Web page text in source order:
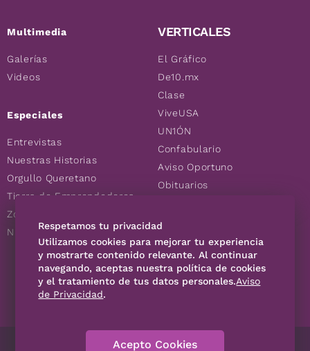
Multimedia
Galerías
Videos
Especiales
Entrevistas
Nuestras Historias
Orgullo Queretano
Tierra de Emprendedores
Zoociales
Nuevos Queretanos
VERTICALES
El Gráfico
De10.mx
Clase
ViveUSA
UN1ÓN
Confabulario
Aviso Oportuno
Obituarios
Consultas
SÍGUENOS
Respetamos tu privacidad
Utilizamos cookies para mejorar tu experiencia
y mostrarte contenido relevante. Al continuar
navegando, aceptas nuestra política de cookies
y el tratamiento de tus datos personales.Aviso
de Privacidad.
Acepto Cookies